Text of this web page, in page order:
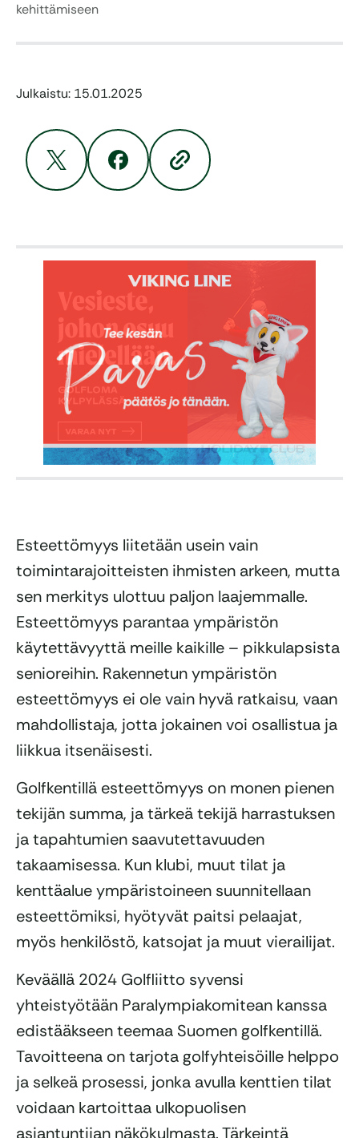
kehittämiseen
Julkaistu: 15.01.2025
Esteettömyys liitetään usein vain
toimintarajoitteisten ihmisten arkeen, mutta
sen merkitys ulottuu paljon laajemmalle.
Esteettömyys parantaa ympäristön
käytettävyyttä meille kaikille – pikkulapsista
senioreihin. Rakennetun ympäristön
esteettömyys ei ole vain hyvä ratkaisu, vaan
mahdollistaja, jotta jokainen voi osallistua ja
liikkua itsenäisesti.
Golfkentillä esteettömyys on monen pienen
tekijän summa, ja tärkeä tekijä harrastuksen
ja tapahtumien saavutettavuuden
takaamisessa. Kun klubi, muut tilat ja
kenttäalue ympäristoineen suunnitellaan
esteettömiksi, hyötyvät paitsi pelaajat,
myös henkilöstö, katsojat ja muut vierailijat.
Keväällä 2024 Golfliitto syvensi
yhteistyötään Paralympiakomitean kanssa
edistääkseen teemaa Suomen golfkentillä.
Tavoitteena on tarjota golfyhteisöille helppo
ja selkeä prosessi, jonka avulla kenttien tilat
voidaan kartoittaa ulkopuolisen
asiantuntijan näkökulmasta. Tärkeintä